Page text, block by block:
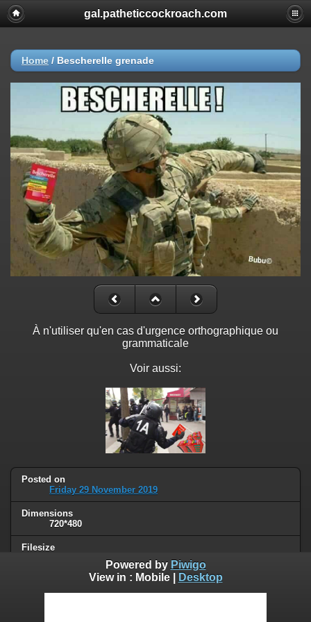
gal.patheticcockroach.com
Home / Bescherelle grenade
À n'utiliser qu'en cas d'urgence orthographique ou
grammaticale
Voir aussi:
Posted on
Friday 29 November 2019
Dimensions
720*480
Filesize
French
Powered by Piwigo
View in : Mobile| Desktop